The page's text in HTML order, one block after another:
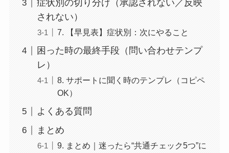
症状別の切り分け（承認されない／反映
されない）
7. 【早見表】症状別：次にやること
困った時の最終手段（問い合わせテンプ
レ）
8. サポートに聞く時のテンプレ（コピペ
OK）
よくある質問
まとめ
9. まとめ｜迷ったら“共通チェック5つ”に